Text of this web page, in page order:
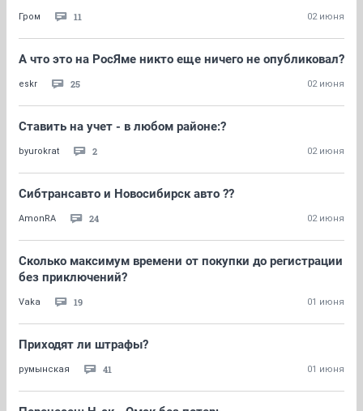
Гром 11 02 июня
А что это на РосЯме никто еще ничего не опубликовал?
eskr 25 02 июня
Ставить на учет - в любом районе:?
byurokrat 2 02 июня
Сибтрансавто и Новосибирск авто ??
AmonRA 24 02 июня
Сколько максимум времени от покупки до регистрации
без приключений?
Vaka 19 01 июня
Приходят ли штрафы?
румынская 41 01 июня